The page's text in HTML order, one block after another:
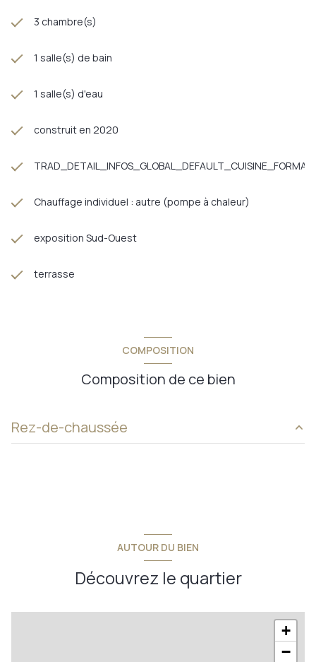
3 chambre(s)
1 salle(s) de bain
1 salle(s) d'eau
construit en 2020
Chauffage individuel : autre (pompe à chaleur)
exposition Sud-Ouest
terrasse
COMPOSITION
Composition de ce bien
Rez-de-chaussée
AUTOUR DU BIEN
Découvrez le quartier
+
−